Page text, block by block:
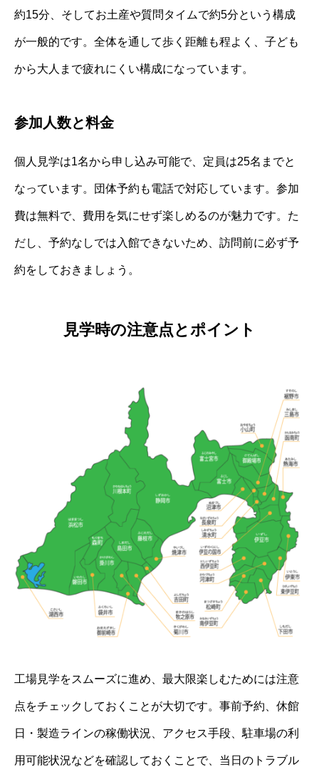
約15分、そしてお土産や質問タイムで約5分という構成
が一般的です。全体を通して歩く距離も程よく、子ども
から大人まで疲れにくい構成になっています。
参加人数と料金
個人見学は1名から申し込み可能で、定員は25名までと
なっています。団体予約も電話で対応しています。参加
費は無料で、費用を気にせず楽しめるのが魅力です。た
だし、予約なしでは入館できないため、訪問前に必ず予
約をしておきましょう。
見学時の注意点とポイント
工場見学をスムーズに進め、最大限楽しむためには注意
点をチェックしておくことが大切です。事前予約、休館
日・製造ラインの稼働状況、アクセス手段、駐車場の利
用可能状況などを確認しておくことで、当日のトラブル